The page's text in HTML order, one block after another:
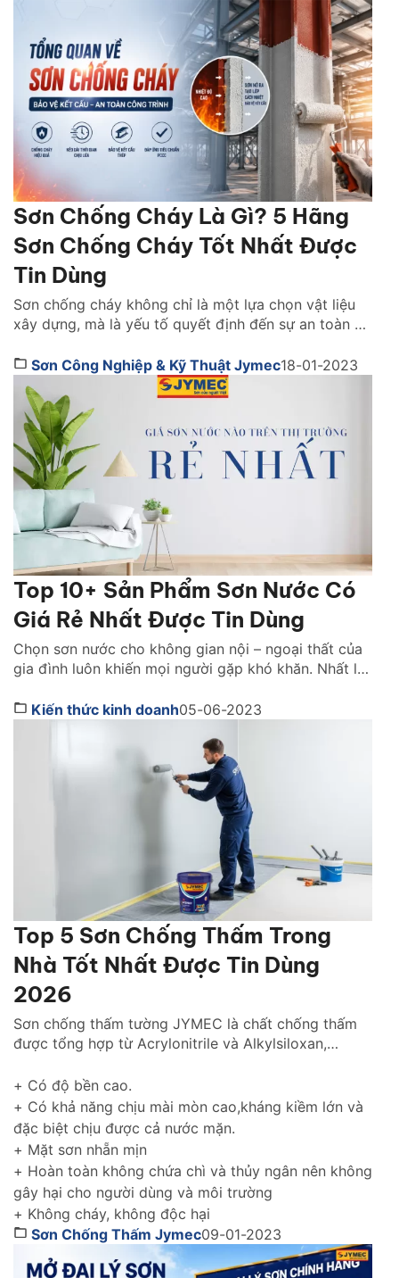
Sơn Chống Cháy Là Gì? 5 Hãng
Sơn Chống Cháy Tốt Nhất Được
Tin Dùng
Sơn chống cháy không chỉ là một lựa chọn vật liệu
xây dựng, mà là yếu tố quyết định đến sự an toàn và
hỏa hoạn. Vậy lựa sơn chống cháy hãng nào tốt?
Cách chọn như thế nào. Cùng tìm hiểu ngay […]
Sơn Công Nghiệp & Kỹ Thuật Jymec18-01-2023
Top 10+ Sản Phẩm Sơn Nước Có
Giá Rẻ Nhất Được Tin Dùng
Chọn sơn nước cho không gian nội – ngoại thất của
gia đình luôn khiến mọi người gặp khó khăn. Nhất là
mục này. Bạn đã biết trên thị trường giá sơn nước
Kiến thức kinh doanh05-06-2023
Top 5 Sơn Chống Thấm Trong
Nhà Tốt Nhất Được Tin Dùng
2026
Sơn chống thấm tường JYMEC là chất chống thấm
được tổng hợp từ Acrylonitrile và Alkylsiloxan,
tường ngoài trời gìn giữ và tôn lên vẻ đẹp ngôi nhà
của bạn thách thức với thời gian.
+ Có độ bền cao.
+ Có khả năng chịu mài mòn cao,kháng kiềm lớn và
đặc biệt chịu được cả nước mặn.
+ Mặt sơn nhẵn mịn
+ Hoàn toàn không chứa chì và thủy ngân nên không
gây hại cho người dùng và môi trường
+ Không cháy, không độc hại
Sơn Chống Thấm Jymec09-01-2023